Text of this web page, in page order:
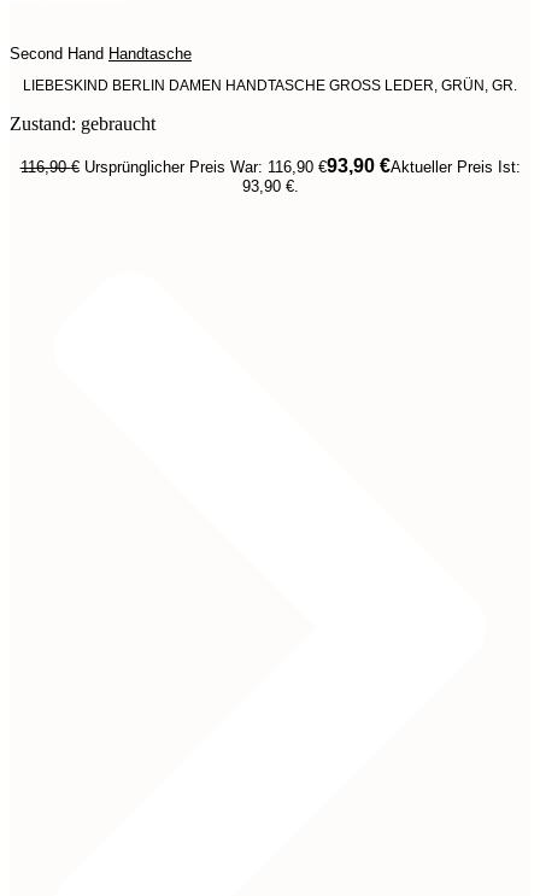
Second Hand Handtasche
LIEBESKIND BERLIN DAMEN HANDTASCHE GROSS LEDER, GRÜN, GR.
Zustand: gebraucht
116,90€ Ursprünglicher Preis War: 116,90 €93,90 €Aktueller Preis Ist:
93,90 €.